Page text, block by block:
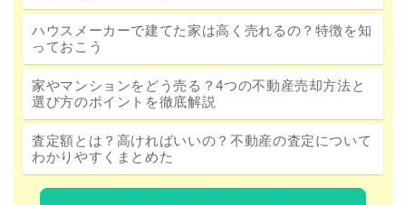
ハウスメーカーで建てた家は高く売れるの？特徴を知
っておこう
家やマンションをどう売る？4つの不動産売却方法と
選び方のポイントを徹底解説
査定額とは？高ければいいの？不動産の査定について
わかりやすくまとめた